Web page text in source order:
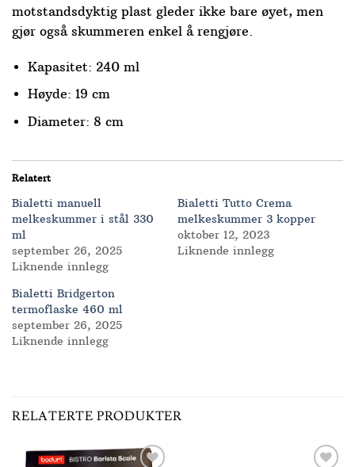
motstandsdyktig plast gleder ikke bare øyet, men
gjør også skummeren enkel å rengjøre.
Kapasitet: 240 ml
Høyde: 19 cm
Diameter: 8 cm
Relatert
Bialetti manuell
melkeskummer i stål 330
ml
september 26, 2025
Liknende innlegg
Bialetti Tutto Crema
melkeskummer 3 kopper
oktober 12, 2023
Liknende innlegg
Bialetti Bridgerton
termoflaske 460 ml
september 26, 2025
Liknende innlegg
RELATERTE PRODUKTER